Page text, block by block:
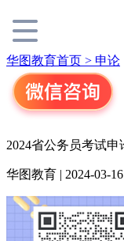
华图教育首页 > 申论
2024省公务员考试
华图教育 | 2024-03-